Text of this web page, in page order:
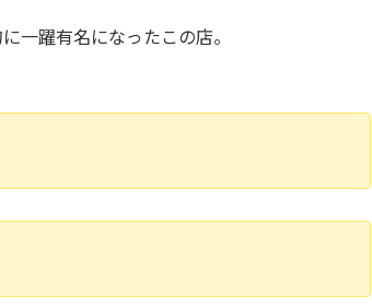
一躍有名になったこの店。